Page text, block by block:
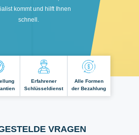
kommt und hilft Ihnen
schnell.
Erfahrener
Schlüsseldienst
Alle Formen
der Bezahlung
VRAGEN